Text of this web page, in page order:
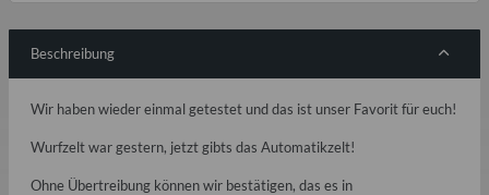
Beschreibung
Wir haben wieder einmal getestet und das ist unser Favorit für euch!
Wurfzelt war gestern, jetzt gibts das Automatikzelt!
Ohne Übertreibung können wir bestätigen, das es in